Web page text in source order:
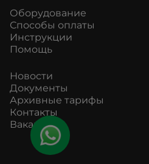
Оборудование
Способы оплаты
Инструкции
Помощь
Новости
Документы
Архивные тарифы
Контакты
Вакансии